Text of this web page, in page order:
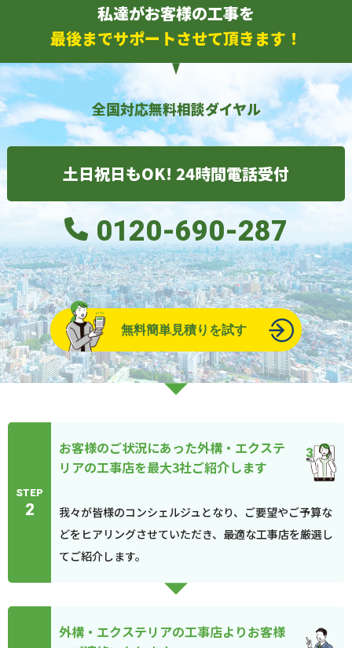
私達がお客様の工事を
最後までサポートさせて頂きます！
全国対応無料相談ダイヤル
土日祝日もOK! 24時間電話受付
0120-690-287
無料簡単見積りを試す
STEP
2
お客様のご状況にあった外構・エクステ
リアの工事店を最大3社ご紹介します
我々が皆様のコンシェルジュとなり、ご要望やご予算な
どをヒアリングさせていただき、最適な工事店を厳選し
てご紹介します。
外構・エクステリアの工事店よりお客様